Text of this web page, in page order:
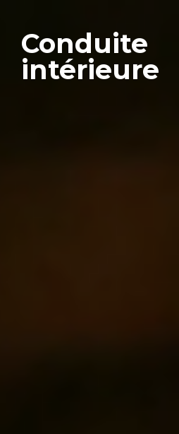
Conduite
intérieure